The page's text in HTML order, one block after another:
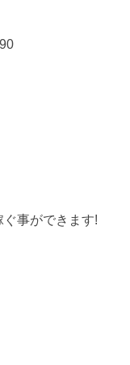
事ができます!